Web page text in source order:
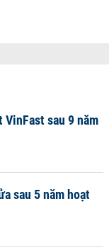
sau 9 năm
sau 5 năm hoạt